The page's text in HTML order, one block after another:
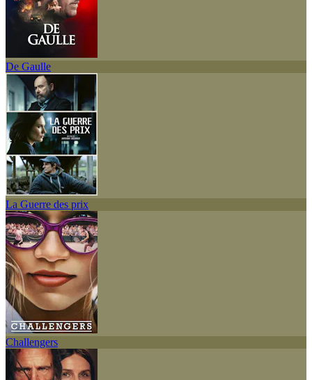
De Gaulle
La Guerre des prix
Challengers